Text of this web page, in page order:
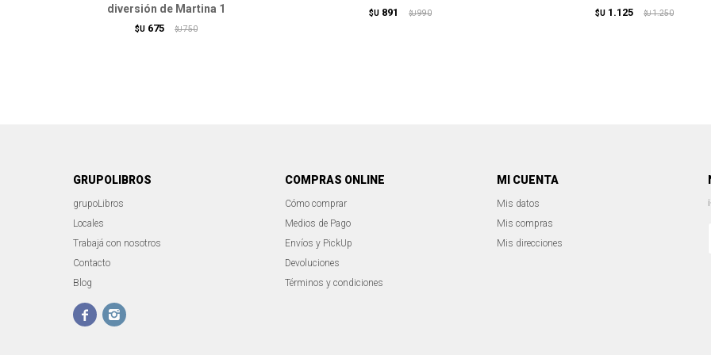
diversión de Martina 1
$U 675 $U 750
$U 891 $U 990 $U 1.125 $U 1.250
GRUPOLIBROS
grupoLibros
Locales
Trabajá con nosotros
Contacto
Blog
 
COMPRAS ONLINE
Cómo comprar
Medios de Pago
Envíos y PickUp
Devoluciones
Términos y condiciones
MI CUENTA
Mis datos
Mis compras
Mis direcciones